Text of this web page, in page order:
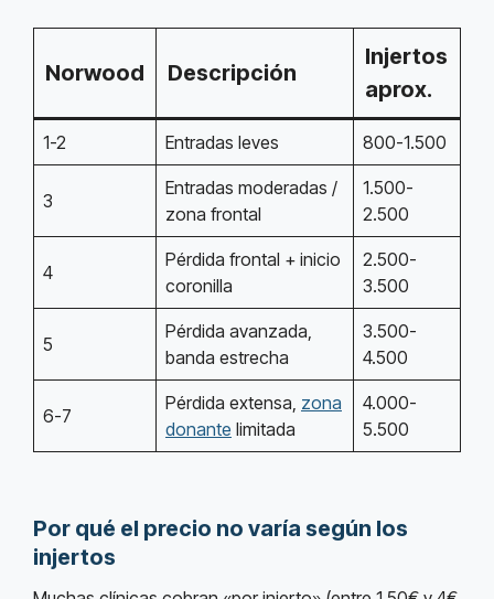
Norwood Descripción
Injertos
aprox.
1-2 Entradas leves 800-1.500
3
Entradas moderadas /
zona frontal
1.500-
2.500
4
Pérdida frontal + inicio
coronilla
2.500-
3.500
5
Pérdida avanzada,
banda estrecha
3.500-
4.500
6-7
Pérdida extensa, zona
donante limitada
4.000-
5.500
Por qué el precio no varía según los
injertos